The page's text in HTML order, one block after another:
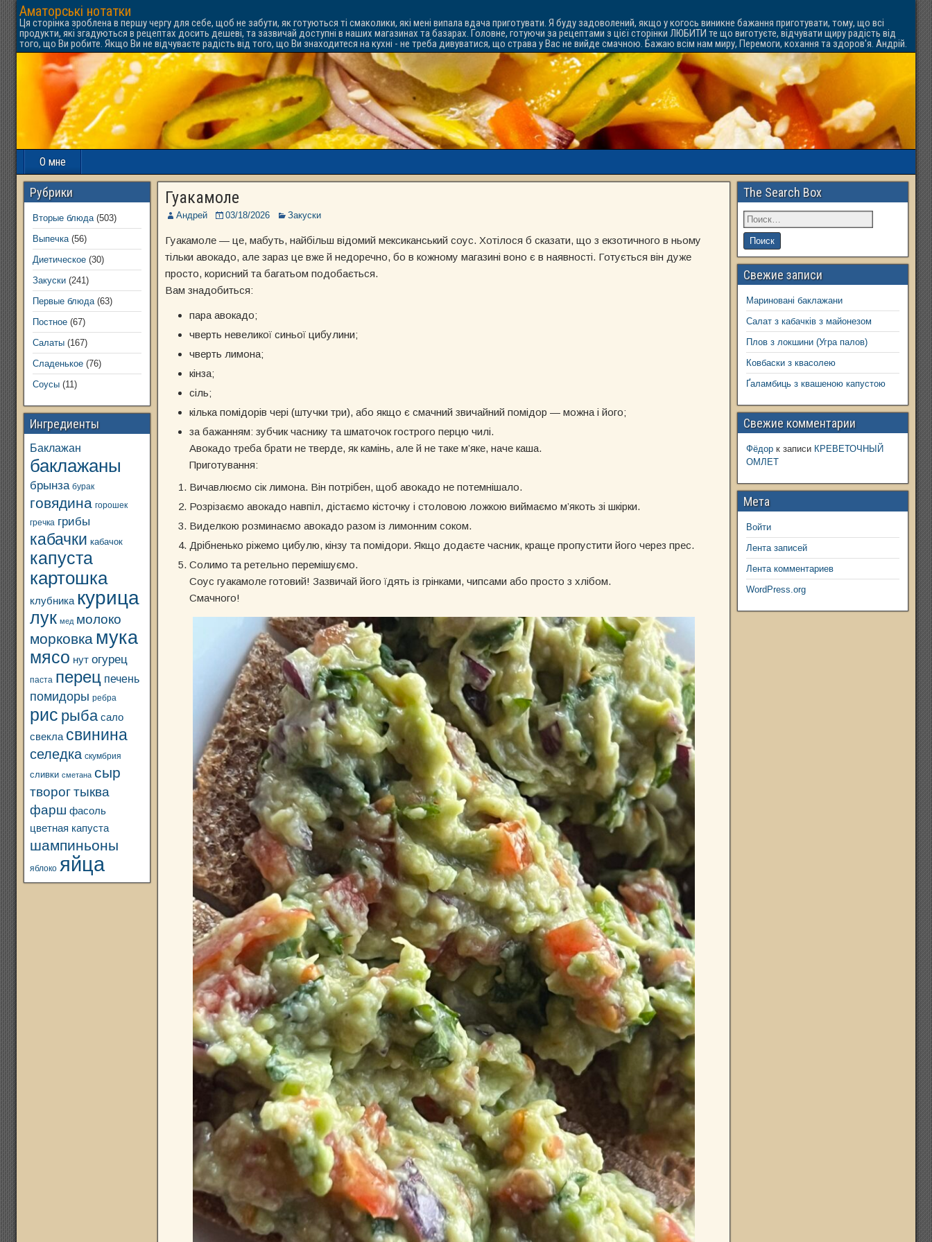
Аматорські нотатки
Ця сторінка зроблена в першу чергу для себе, щоб не забути, як готуються ті смаколики, які мені випала вдача приготувати. Я буду задоволений, якщо у когось виникне бажання приготувати, тому, що всі
продукти, які згадуються в рецептах досить дешеві, та зазвичай доступні в наших магазинах та базарах. Головне, готуючи за рецептами з цієї сторінки ЛЮБИТИ те що виготуєте, відчувати щиру радість від
того, що Ви робите. Якщо Ви не відчуваєте радість від того, що Ви знаходитеся на кухні - не треба дивуватися, що страва у Вас не вийде смачною. Бажаю всім нам миру, Перемоги, кохання та здоров'я. Андрій.
О мне
Гуакамоле
Андрей 03/18/2026 Закуски
Гуакамоле — це, мабуть, найбільш відомий мексиканський соус. Хотілося б сказати, що з екзотичного в ньому
тільки авокадо, але зараз це вже й недоречно, бо в кожному магазині воно є в наявності. Готується він дуже
просто, корисний та багатьом подобається.
Вам знадобиться:
пара авокадо;
чверть невеликої синьої цибулини;
чверть лимона;
кінза;
сіль;
кілька помідорів чері (штучки три), або якщо є смачний звичайний помідор — можна і його;
за бажанням: зубчик часнику та шматочок гострого перцю чилі.
Авокадо треба брати не тверде, як камінь, але й не таке м’яке, наче каша.
Приготування:
Вичавлюємо сік лимона. Він потрібен, щоб авокадо не потемнішало.
Розрізаємо авокадо навпіл, дістаємо кісточку і столовою ложкою виймаємо м’якоть зі шкірки.
Виделкою розминаємо авокадо разом із лимонним соком.
Дрібненько ріжемо цибулю, кінзу та помідори. Якщо додаєте часник, краще пропустити його через прес.
Солимо та ретельно перемішуємо.
Соус гуакамоле готовий! Зазвичай його їдять із грінками, чипсами або просто з хлібом.
Смачного!
Рубрики
Вторые блюда(503)
Выпечка(56)
Диетическое (30)
Закуски (241)
Первые блюда(63)
Постное (67)
Салаты (167)
Сладенькое (76)
Соусы (11)
Ингредиенты
Баклажан
баклажаны
брынза бурак
говядина горошек
гречка грибы
кабачки кабачок
капуста
картошка
клубника курица
лук мед молоко
морковка мука
мясо нут огурец
паста перец печень
помидоры ребра
рис рыба сало
свекла свинина
селедка скумбрия
сливки сметана сыр
творогтыква
фарш фасоль
цветная капуста
шампиньоны
яблоко яйца
The Search Box
Свежие записи
Мариновані баклажани
Салат з кабачків з майонезом
Плов з локшини (Угра палов)
Ковбаски з квасолею
Ґаламбиць з квашеною капустою
Свежие комментарии
Фёдорк записи КРЕВЕТОЧНЫЙ
ОМЛЕТ
Мета
Войти
Лента записей
Лента комментариев
WordPress.org